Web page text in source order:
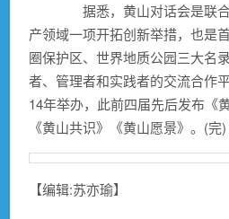
据悉，黄山对话会是联合
产领域一项开拓创新举措，也是
圈保护区、世界地质公园三大名
者、管理者和实践者的交流合作
14年举办，此前四届先后发布《
《黄山共识》《黄山愿景》。(完)
【编辑:苏亦瑜】